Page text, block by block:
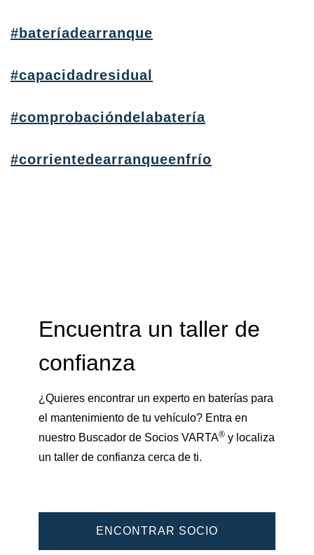
#bateríadearranque
#capacidadresidual
#comprobacióndelabatería
#corrientedearranqueenfrío
Encuentra un taller de
confianza
¿Quieres encontrar un experto en baterías para
el mantenimiento de tu vehículo? Entra en
nuestro Buscador de Socios VARTA® y localiza
un taller de confianza cerca de ti.
ENCONTRAR SOCIO